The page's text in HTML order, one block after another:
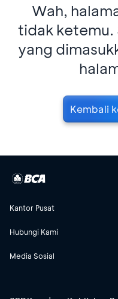
Wah,
tidak ketemu.
yang
Kembali
Kantor Pusat
Hubungi Kami
Media Sosial